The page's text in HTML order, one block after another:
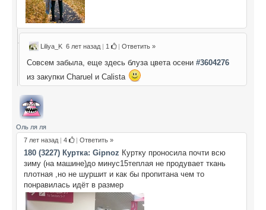
Liliya_K 6 лет назад | 1 | Ответить »
Совсем забыла, еще здесь блуза цвета осени #3604276
из закупки Charuel и Calista
Оль ля ля
7 лет назад | 4 | Ответить »
180 (3227) Куртка: Gipnoz Куртку проносила почти всю
зиму (на машине)до минус15теплая не продувает ткань
плотная ,но не шуршит и как бы пропитана чем то
понравилась идёт в размер